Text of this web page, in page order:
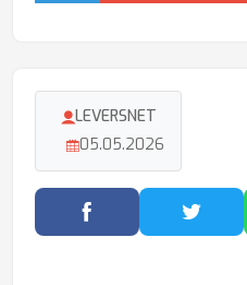
LEVERSNET
05.05.2026
Facebook'ta